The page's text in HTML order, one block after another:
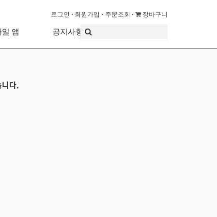
앱 공지사항
로그인 회원가입 주문조회 장바구니
다.